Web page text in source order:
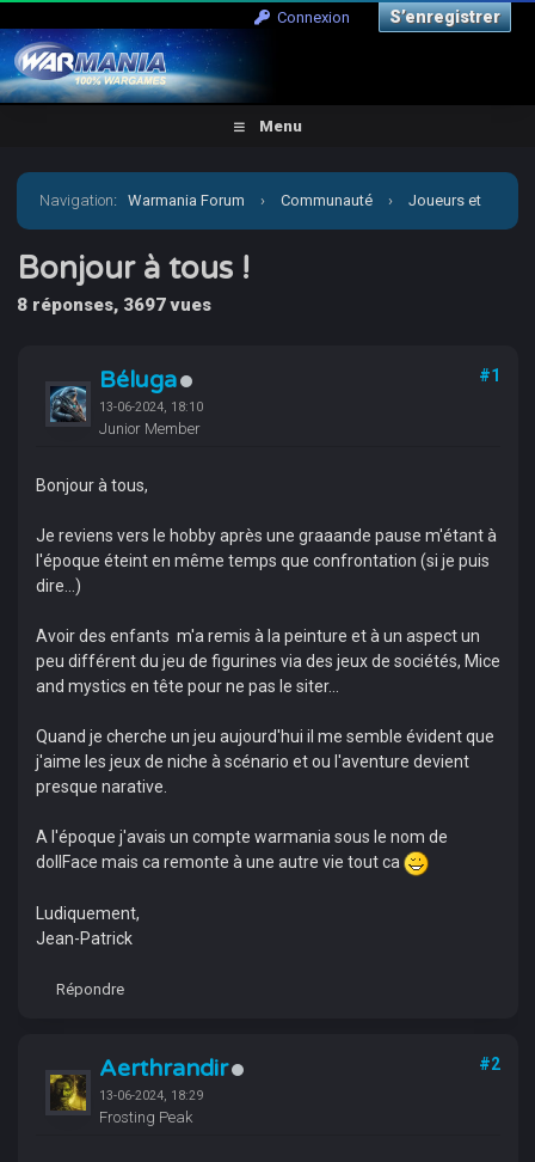
Connexion S’enregistrer
Menu
Navigation:Warmania Forum › Communauté › Joueurs et
clubs : présentation › Bonjour à tous !
Bonjour à tous !
8 réponses, 3697 vues
Béluga
13-06-2024, 18:10
Junior Member
#1
Bonjour à tous,
Je reviens vers le hobby après une graaande pause m'étant à
l'époque éteint en même temps que confrontation (si je puis
dire...)
Avoir des enfants m'a remis à la peinture et à un aspect un
peu différent du jeu de figurines via des jeux de sociétés, Mice
and mystics en tête pour ne pas le siter...
Quand je cherche un jeu aujourd'hui il me semble évident que
j'aime les jeux de niche à scénario et ou l'aventure devient
presque narative.
A l'époque j'avais un compte warmania sous le nom de
dollFace mais ca remonte à une autre vie tout ca
Ludiquement,
Jean-Patrick
Répondre
Aerthrandir
13-06-2024, 18:29
Frosting Peak
#2